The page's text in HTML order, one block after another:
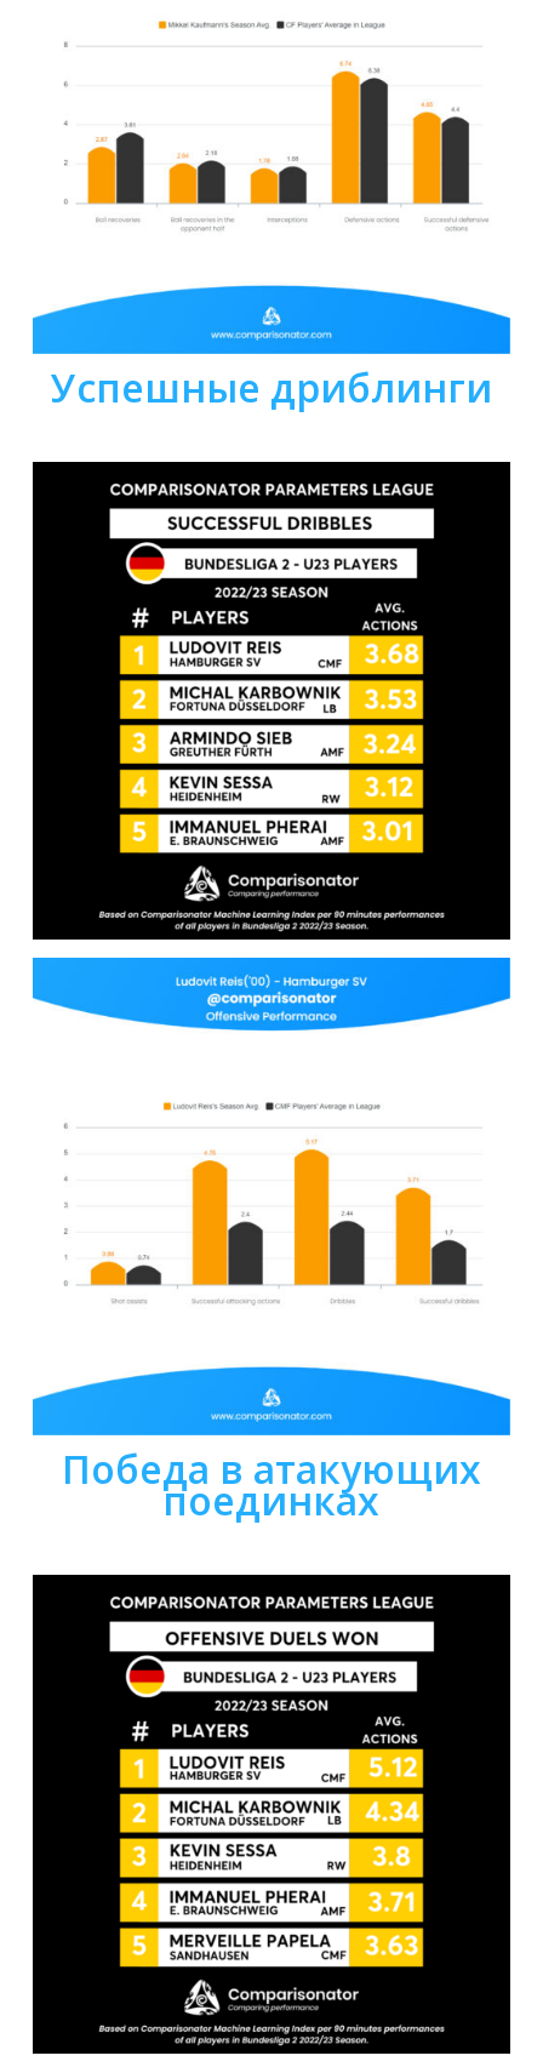
Успешные дриблинги
Победа в атакующих
поединках